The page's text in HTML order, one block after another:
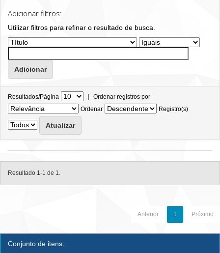
Adicionar filtros:
Utilizar filtros para refinar o resultado de busca.
Resultados/Página | Ordenar registros por
Ordenar
Registro(s)
Resultado 1-1 de 1.
Anterior 1 Próximo
Conjunto de itens: